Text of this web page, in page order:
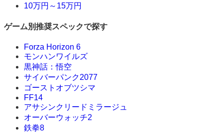
10万円～15万円
ゲーム別推奨スペックで探す
Forza Horizon 6
モンハンワイルズ
黒神話：悟空
サイバーパンク2077
ゴーストオブツシマ
FF14
アサシンクリードミラージュ
オーバーウォッチ2
鉄拳8